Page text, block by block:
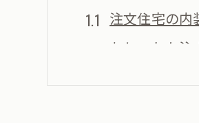
注文住宅の内
おしゃれな
注文住宅で